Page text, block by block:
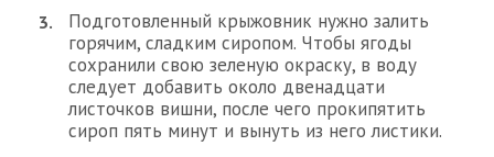
Подготовленный крыжовник нужно залить
горячим, сладким сиропом. Чтобы ягоды
сохранили свою зеленую окраску, в воду
следует добавить около двенадцати
листочков вишни, после чего прокипятить
сироп пять минут и вынуть из него листики.